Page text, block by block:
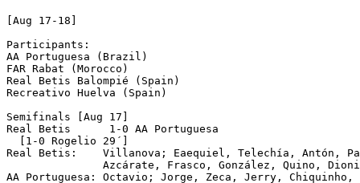
[Aug 17-18]
Participants:
AA Portuguesa (Brazil)
FAR Rabat (Morocco)
Real Betis Balompié (Spain)
Recreativo Huelva (Spain)
Semifinals [Aug 17]
Real Betis	1-0 AA Portuguesa
  [1-0 Rogelio 29´]
Real Betis:    Villanova; Eaequiel, Telechía, Antón,
Azcárate, Frasco, González, Quino,
AA Portuguesa: Octavio; Jorge, Zeca, Jerry,